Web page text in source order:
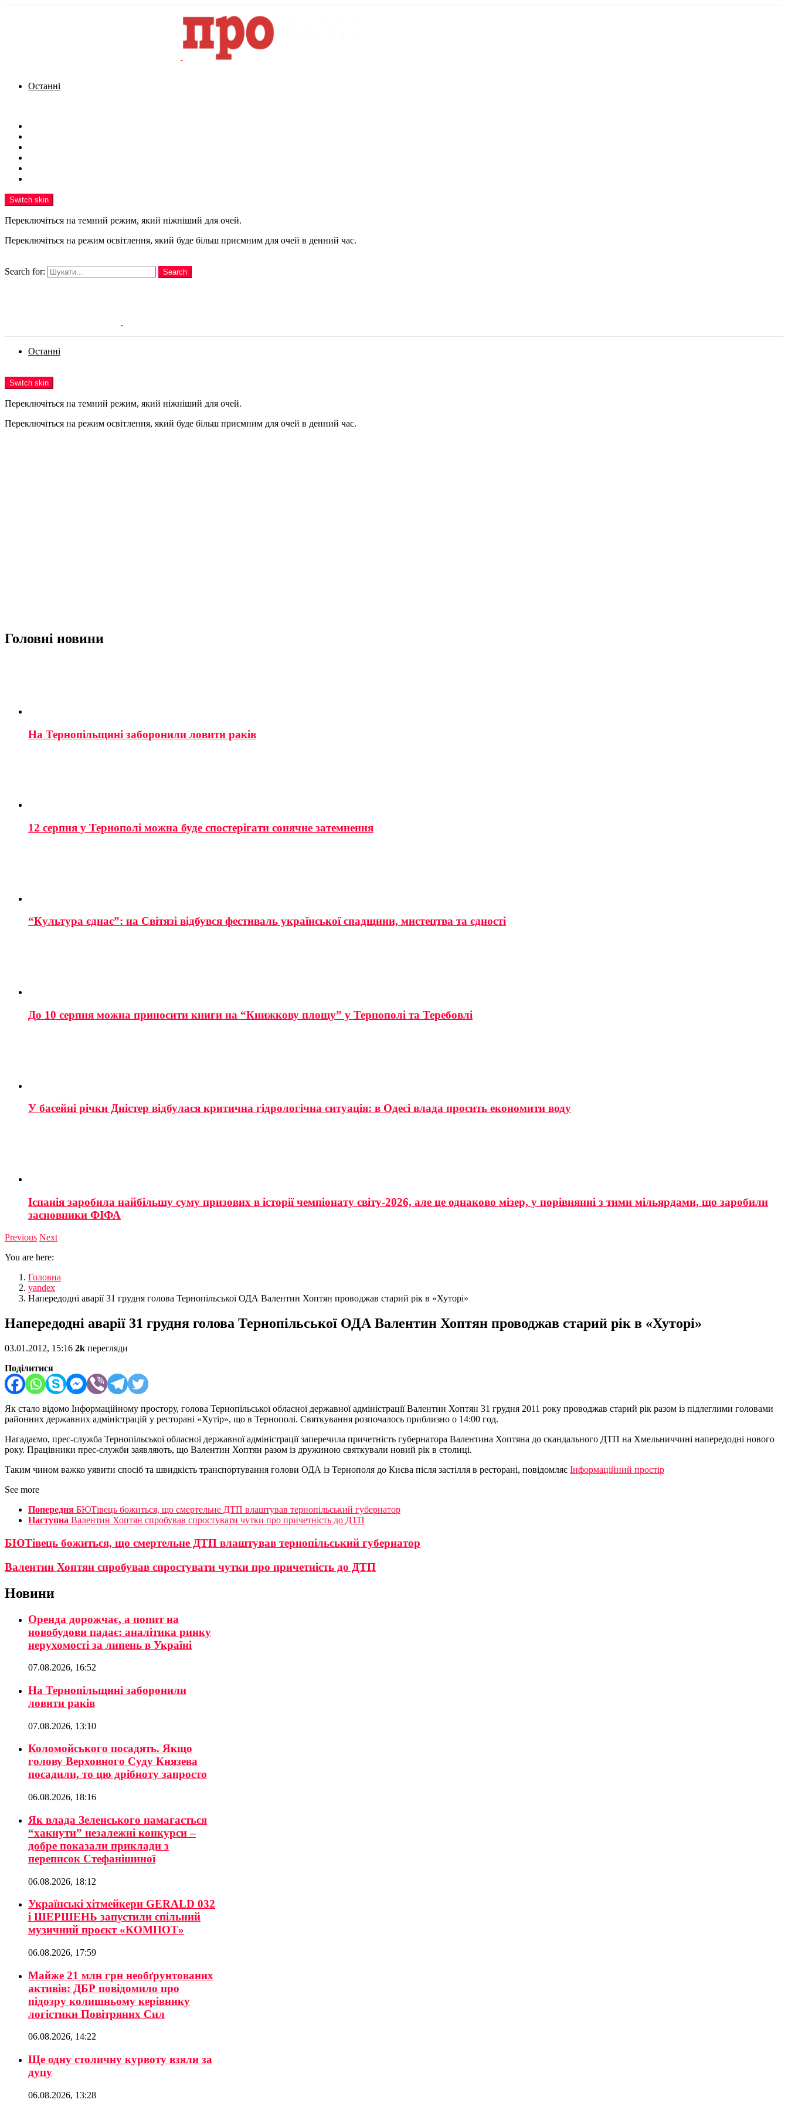
Останні
Switch skin
Переключіться на темний режим, який ніжніший для очей.
Переключіться на режим освітлення, який буде більш приємним для очей в денний час.
Search for:
Search
Останні
Switch skin
Переключіться на темний режим, який ніжніший для очей.
Переключіться на режим освітлення, який буде більш приємним для очей в денний час.
Головні новини
На Тернопільщині заборонили ловити раків
12 серпня у Тернополі можна буде спостерігати сонячне затемнення
“Культура єднає”: на Світязі відбувся фестиваль української спадщини, мистецтва та єдності
До 10 серпня можна приносити книги на “Книжкову площу” у Тернополі та Теребовлі
У басейні річки Дністер відбулася критична гідрологічна ситуація: в Одесі влада просить економити воду
Іспанія заробила найбільшу суму призових в історії чемпіонату світу-2026, але це однаково мізер, у порівнянні з тими мільярдами, що заробили
засновники ФІФА
Previous Next
You are here:
Головна
yandex
Напередодні аварії 31 грудня голова Тернопільської ОДА Валентин Хоптян проводжав старий рік в «Хуторі»
Напередодні аварії 31 грудня голова Тернопільської ОДА Валентин Хоптян проводжав старий рік в «Хуторі»
03.01.2012, 15:16 2k перегляди
Поділитися
Як стало відомо Інформаційному простору, голова Тернопільської обласної державної адміністрації Валентин Хоптян 31 грудня 2011 року проводжав старий рік разом із підлеглими головами
районних державних адміністрацій у ресторані «Хутір», що в Тернополі. Святкування розпочалось приблизно о 14:00 год.
Нагадаємо, прес-служба Тернопільської обласної державної адміністрації заперечила причетність губернатора Валентина Хоптяна до скандального ДТП на Хмельниччині напередодні нового
року. Працівники прес-служби заявляють, що Валентин Хоптян разом із дружиною святкували новий рік в столиці.
Таким чином важко уявити спосіб та швидкість транспортування голови ОДА із Тернополя до Києва після застілля в ресторані, повідомляє Інформаційний простір
See more
Попередня БЮТівець божиться, що смертельне ДТП влаштував тернопільський губернатор
Наступна Валентин Хоптян спробував спростувати чутки про причетність до ДТП
БЮТівець божиться, що смертельне ДТП влаштував тернопільський губернатор
Валентин Хоптян спробував спростувати чутки про причетність до ДТП
Новини
Оренда дорожчає, а попит на
новобудови падає: аналітика ринку
нерухомості за липень в Україні
07.08.2026, 16:52
На Тернопільщині заборонили
ловити раків
07.08.2026, 13:10
Коломойського посадять. Якщо
голову Верховного Суду Князева
посадили, то цю дрібноту запросто
06.08.2026, 18:16
Як влада Зеленського намагається
“хакнути” незалежні конкурси –
добре показали приклади з
переписок Стефанішиної
06.08.2026, 18:12
Українські хітмейкери GERALD 032
і ШЕРШЕНЬ запустили спільний
музичний проєкт «КОМПОТ»
06.08.2026, 17:59
Майже 21 млн грн необґрунтованих
активів: ДБР повідомило про
підозру колишньому керівнику
логістики Повітряних Сил
06.08.2026, 14:22
Ще одну столичну курвоту взяли за
дупу
06.08.2026, 13:28